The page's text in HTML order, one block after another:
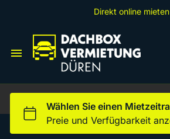
Direkt online mieten
Home
Dachboxen
Dachbox S
Dachbox L
Dachträger
Fahrradträger AHK